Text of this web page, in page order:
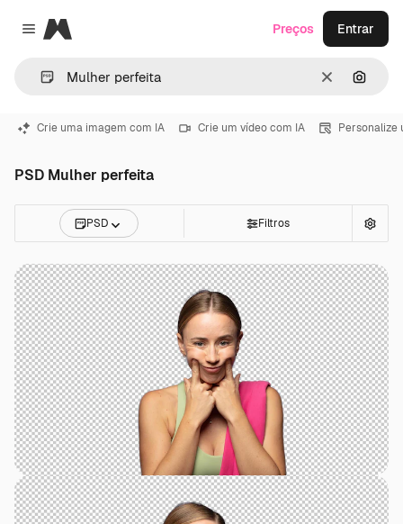
Close menu
Magnific
Limpar
Preços Entrar
Crie uma imagem com IA Crie um vídeo com IA Personalize
PSD Mulher perfeita
PSD Filtros